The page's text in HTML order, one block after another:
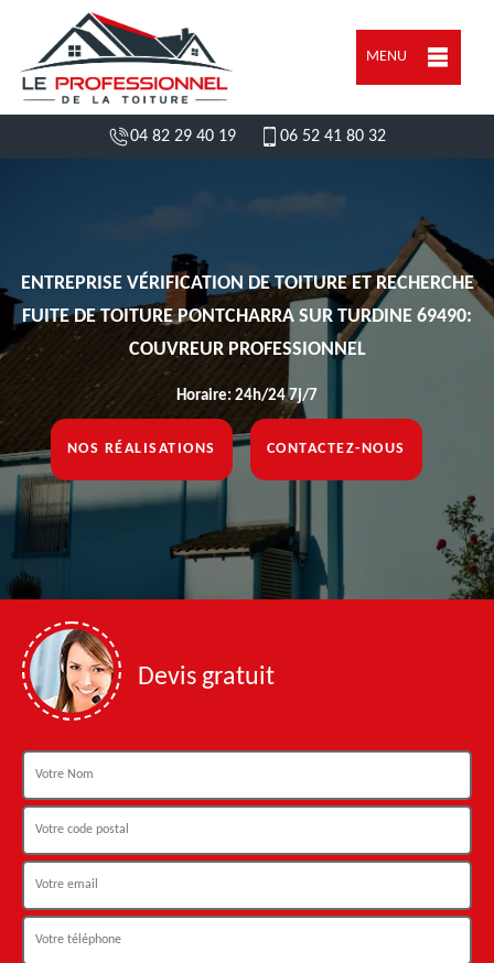
MENU
04 82 29 40 19 06 52 41 80 32
ENTREPRISE VÉRIFICATION DE TOITURE ET RECHERCHE
FUITE DE TOITURE PONTCHARRA SUR TURDINE 69490:
COUVREUR PROFESSIONNEL
Horaire: 24h/24 7j/7
NOS RÉALISATIONS CONTACTEZ-NOUS
Devis gratuit